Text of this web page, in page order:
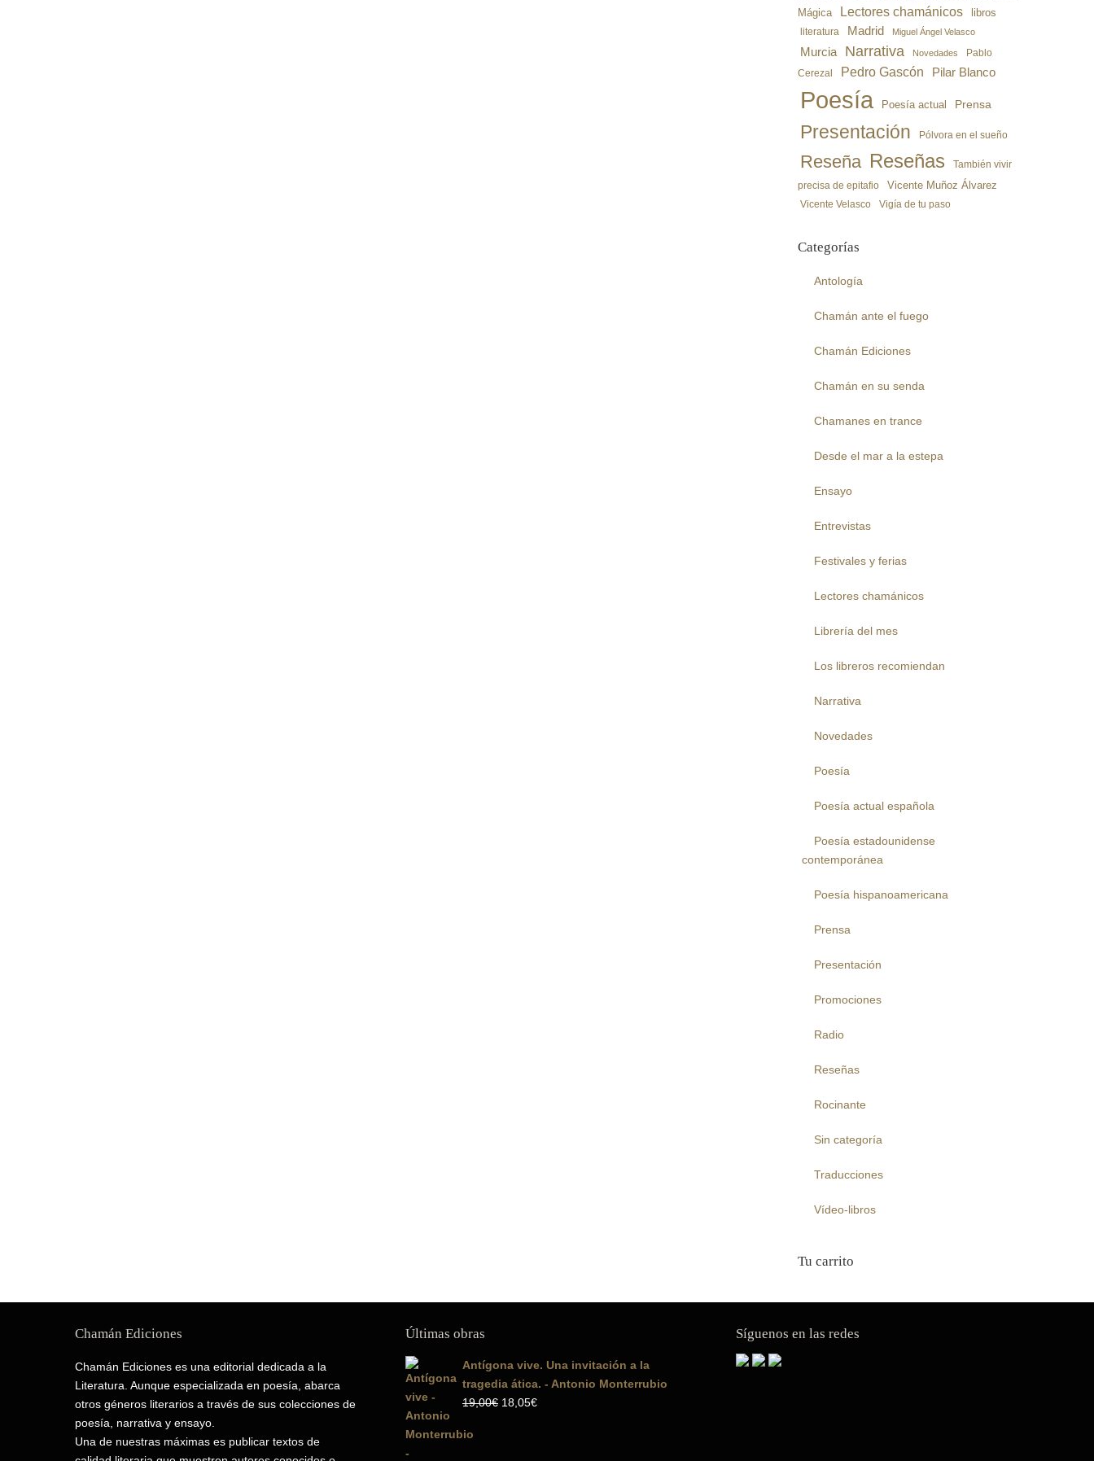
Mágica
Lectores chamánicos libros
literatura Madrid Miguel Ángel Velasco
Murcia Narrativa Novedades
Pablo
Cerezal
Pedro Gascón Pilar Blanco
Poesía Poesía actual Prensa
Presentación Pólvora en el sueño
Reseña Reseñas
También vivir
precisa de epitafio
Vicente Muñoz Álvarez
Vicente Velasco
Vigía de tu paso
Categorías
Antología
Chamán ante el fuego
Chamán Ediciones
Chamán en su senda
Chamanes en trance
Desde el mar a la estepa
Ensayo
Entrevistas
Festivales y ferias
Lectores chamánicos
Librería del mes
Los libreros recomiendan
Narrativa
Novedades
Poesía
Poesía actual española
Poesía estadounidense
contemporánea
Poesía hispanoamericana
Prensa
Presentación
Promociones
Radio
Reseñas
Rocinante
Sin categoría
Traducciones
Vídeo-libros
Tu carrito
Chamán Ediciones
Chamán Ediciones es una editorial dedicada a la
Literatura. Aunque especializada en poesía, abarca
otros géneros literarios a través de sus colecciones de
poesía, narrativa y ensayo.
Una de nuestras máximas es publicar textos de
Últimas obras
Antígona vive. Una invitación a la
tragedia ática. - Antonio Monterrubio
19,00€ El
18,05€El
Síguenos en las redes